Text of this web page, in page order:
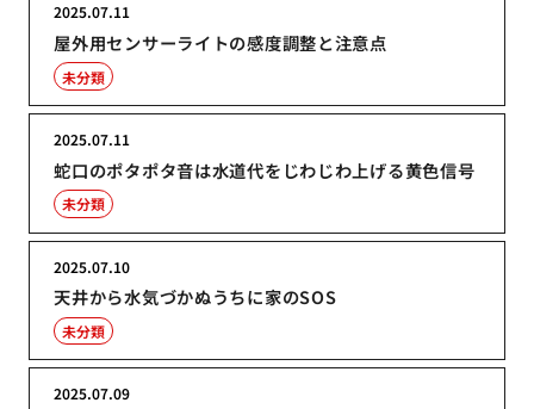
屋外用センサーライトの感度調整と注意点
2025.07.11
未分類
蛇口のポタポタ音は水道代をじわじわ上げる黄色信号
2025.07.11
未分類
天井から水気づかぬうちに家のSOS
2025.07.10
未分類
2025.07.09